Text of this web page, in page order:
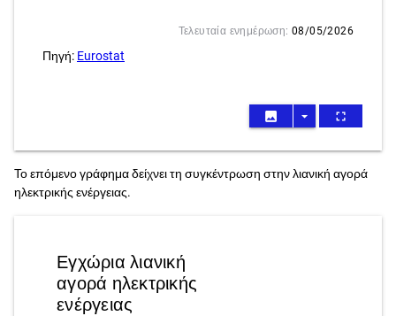
Τελευταία ενημέρωση: 08/05/2026
Πηγή: Eurostat
image arrow_drop_down fullscreen
Το επόμενο γράφημα δείχνει τη συγκέντρωση στην λιανική αγορά
ηλεκτρικής ενέργειας.
Εγχώρια λιανική
αγορά ηλεκτρικής
ενέργειας